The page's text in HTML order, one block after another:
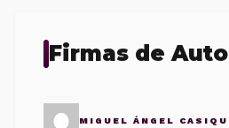
Firmas de
MIGUEL ÁNGEL